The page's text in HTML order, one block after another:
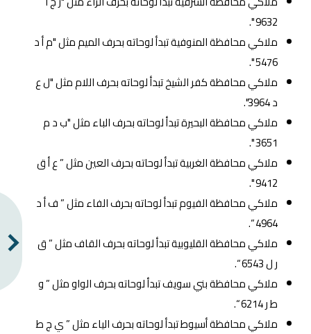
9632 ".
ملاكي محافظة المنوفية تبدأ لوحاته بحرف الميم مثل "م أ د
5476 ".
ملاكي محافظة كفر الشيخ تبدأ لوحاته بحرف اللام مثل "ل ع
د 3964".
ملاكي محافظة البحيرة تبدأ لوحاته بحرف الباء مثل "ب د م
3651 ".
ملاكي محافظة الغربية تبدأ لوحاته بحرف العين مثل ” ع أ ق
9412 ".
ملاكي محافظة الفيوم تبدأ لوحاته بحرف الفاء مثل ” ف أ د
4964 “.
ملاكي محافظة القليوبية تبدأ لوحاته بحرف القاف مثل ” ق
ر ل 6543 “.
ملاكي محافظة بني سويف تبدأ لوحاته بحرف الواو مثل ” و
ط ر 6214 “.
ملاكي محافظة أسيوط تبدأ لوحاته بحرف الياء مثل ” ي ج ط